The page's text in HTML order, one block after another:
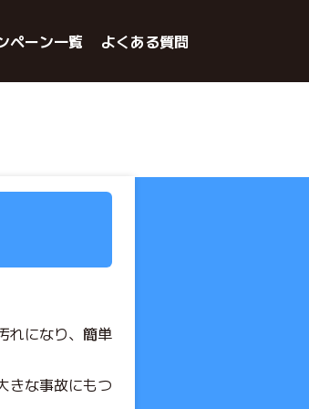
ペーン一覧 よくある質問
れになり、簡単
きな事故にもつ